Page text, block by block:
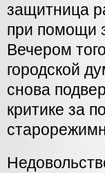
защитница
при помощи
Вечером
городской
снова
критике за